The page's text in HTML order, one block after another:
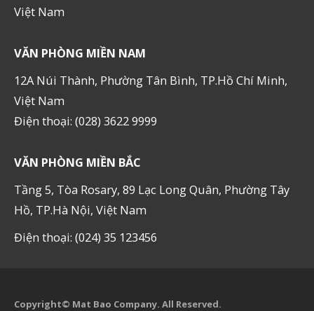
Việt Nam
VĂN PHÒNG MIỀN NAM
12A Núi Thành, Phường Tân Bình, TP.Hồ Chí Minh,
Việt Nam
Điện thoại: (028) 3622 9999
VĂN PHÒNG MIỀN BẮC
Tầng 5, Tòa Rosary, 89 Lạc Long Quân, Phường Tây
Hồ, TP.Hà Nội, Việt Nam
Điện thoại: (024) 35 123456
Copyright© Mat Bao Company. All Reserved.